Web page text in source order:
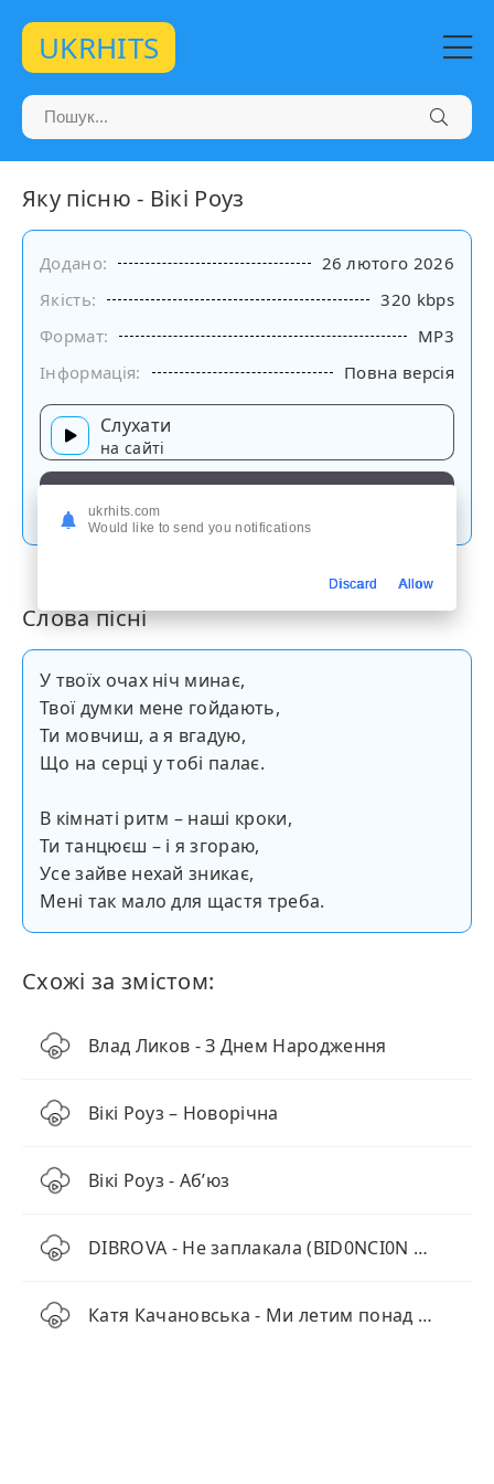
UKRHITS
Яку пісню - Вікі Роуз
Додано:
26 лютого 2026
Якість:
320 kbps
Формат:
MP3
Інформація:
Повна версія
Слухати
на сайті
Слова пісні
У твоїх очах ніч минає,
Твої думки мене гойдають,
Ти мовчиш, а я вгадую,
Що на серці у тобі палає.
В кімнаті ритм – наші кроки,
Ти танцюєш – і я згораю,
Усе зайве нехай зникає,
Мені так мало для щастя треба.
Схожі за змістом:
Влад Ликов - З Днем Народження
Вікі Роуз – Новорічна
Вікі Роуз - Абʼюз
DIBROVA - Не заплакала (BID0NCI0N Remix)
Катя Качановська - Ми летим понад хмарами (KARMV REMIX)
ukrhits.com
Would like to send you notifications
Discard Allow